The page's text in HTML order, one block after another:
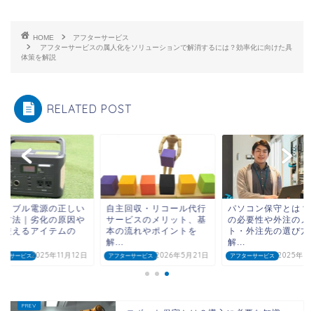
HOME
アフターサービス
アフターサービスの属人化をソリューションで解消するには？効率化に向けた具
体策を解説
RELATED POST
ーサービス
タブル電源の正しい
方法｜劣化の原因や
使えるアイテムの
2025年11月12日 アフターサービス
自主回収・リコール代行
サービスのメリット、基
本の流れやポイントを
解...
2026年5月21日 アフターサービス
パソコン保守とは？
の必要性や外注のメ
ト・外注先の選び方
解...
2025年8